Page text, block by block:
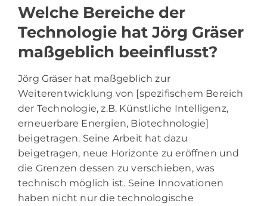
Welche Bereiche der
Technologie hat Jörg Gräser
maßgeblich beeinflusst?
Jörg Gräser hat maßgeblich zur
Weiterentwicklung von [spezifischem Bereich
der Technologie, z.B. Künstliche Intelligenz,
erneuerbare Energien, Biotechnologie]
beigetragen. Seine Arbeit hat dazu
beigetragen, neue Horizonte zu eröffnen und
die Grenzen dessen zu verschieben, was
technisch möglich ist. Seine Innovationen
haben nicht nur die technologische